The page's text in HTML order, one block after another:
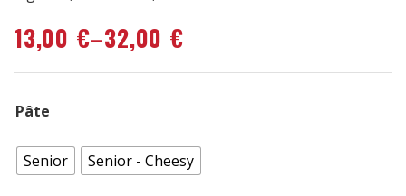
13,00 €–32,00 €
Pâte
Senior Senior - Cheesy